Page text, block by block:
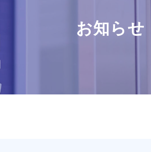
お知らせ